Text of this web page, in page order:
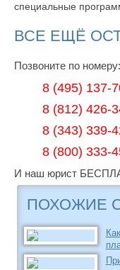
специальные
ВСЕ ЕЩЁ
Позвоните по номеру:
8 (495) 137-
8 (812) 426-
8 (343) 339-
8 (800) 333-
И наш юрист
ПОХОЖИЕ